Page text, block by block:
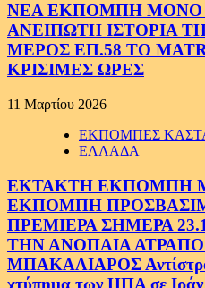
ΝΕΑ ΕΚΠΟΜΠΗ ΜΟΝΟ
ΑΝΕΙΠΩΤΗ ΙΣΤΟΡΙΑ
ΜΕΡΟΣ ΕΠ.58 ΤΟ
ΚΡΙΣΙΜΕΣ ΩΡΕΣ
11 Μαρτίου 2026
ΕΚΠΟΜΠΕΣ
ΕΛΛΑΔΑ
ΕΚΤΑΚΤΗ ΕΚΠΟΜΠΗ
ΕΚΠΟΜΠΗ
ΠΡΕΜΙΕΡΑ ΣΗΜΕΡΑ
ΤΗΝ ΑΝΟΠΑΙΑ ΑΤΡΑΠΟ
ΜΠΑΚΑΛΙΑΡΟΣ
χτύπημα των ΗΠΑ σε Ιράν